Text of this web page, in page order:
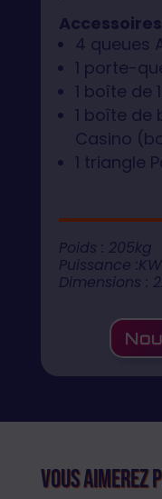
4 queues
1 porte-
1 boîte de
1 boîte de
Casino
1 triangle
Poids : 205kg
Puissance :KW
Dimensions :
Vous aimerez